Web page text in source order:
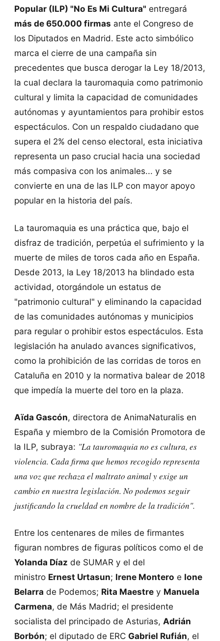
Popular (ILP) "No Es Mi Cultura" entregará
más de 650.000 firmas ante el Congreso de
los Diputados en Madrid. Este acto simbólico
marca el cierre de una campaña sin
precedentes que busca derogar la Ley 18/2013,
la cual declara la tauromaquia como patrimonio
cultural y limita la capacidad de comunidades
autónomas y ayuntamientos para prohibir estos
espectáculos. Con un respaldo ciudadano que
supera el 2% del censo electoral, esta iniciativa
representa un paso crucial hacia una sociedad
más compasiva con los animales... y se
convierte en una de las ILP con mayor apoyo
popular en la historia del país.
La tauromaquia es una práctica que, bajo el
disfraz de tradición, perpetúa el sufrimiento y la
muerte de miles de toros cada año en España.
Desde 2013, la Ley 18/2013 ha blindado esta
actividad, otorgándole un estatus de
"patrimonio cultural" y eliminando la capacidad
de las comunidades autónomas y municipios
para regular o prohibir estos espectáculos. Esta
legislación ha anulado avances significativos,
como la prohibición de las corridas de toros en
Cataluña en 2010 y la normativa balear de 2018
que impedía la muerte del toro en la plaza.
Aïda Gascón, directora de AnimaNaturalis en
España y miembro de la Comisión Promotora de
la ILP, subraya: "La tauromaquia no es cultura, es
violencia. Cada firma que hemos recogido representa
una voz que rechaza el maltrato animal y exige un
cambio en nuestra legislación. No podemos seguir
justificando la crueldad en nombre de la tradición".
Entre los centenares de miles de firmantes
figuran nombres de figuras políticos como el de
Yolanda Díaz de SUMAR y el del
ministro Ernest Urtasun; Irene Montero e Ione
Belarra de Podemos; Rita Maestrey Manuela
Carmena, de Más Madrid; el presidente
socialista del principado de Asturias, Adrián
Borbón; el diputado de ERC Gabriel Rufián, el